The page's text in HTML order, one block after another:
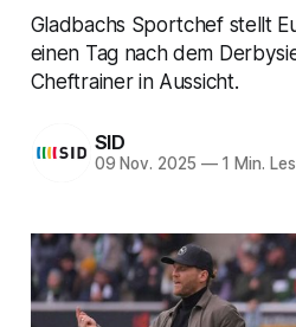
Gladbachs Sportchef stellt
einen Tag nach dem
Cheftrainer in Aussicht.
SID
09 Nov. 2025 —1 Min.